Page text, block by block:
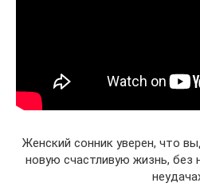
Женский сонник уверен, что
новую счастливую жизнь, без